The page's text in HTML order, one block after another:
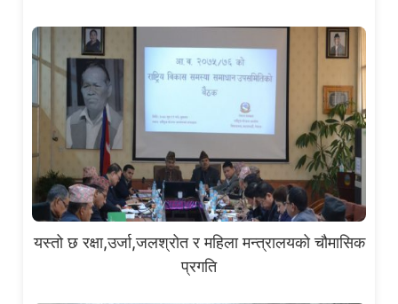
यस्तो छ रक्षा,उर्जा,जलश्रोत र महिला मन्त्रालयको चौमासिक
प्रगति